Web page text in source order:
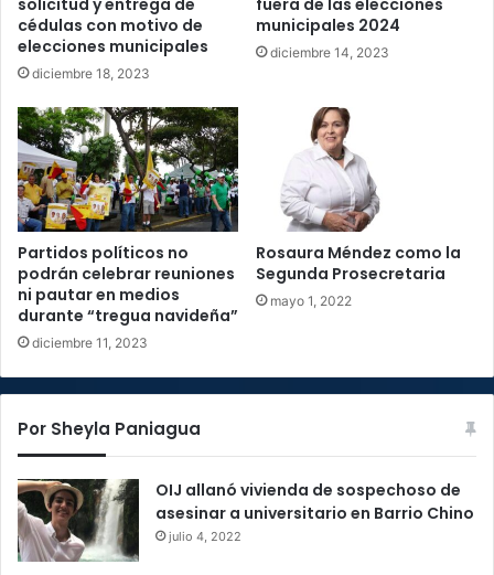
cédulas con motivo de
elecciones municipales
diciembre 18, 2023
municipales 2024
diciembre 14, 2023
Partidos políticos no
podrán celebrar reuniones
ni pautar en medios
durante “tregua navideña”
diciembre 11, 2023
Rosaura Méndez como la
Segunda Prosecretaria
mayo 1, 2022
Por Sheyla Paniagua
OIJ allanó vivienda de sospechoso de
asesinar a universitario en Barrio Chino
julio 4, 2022